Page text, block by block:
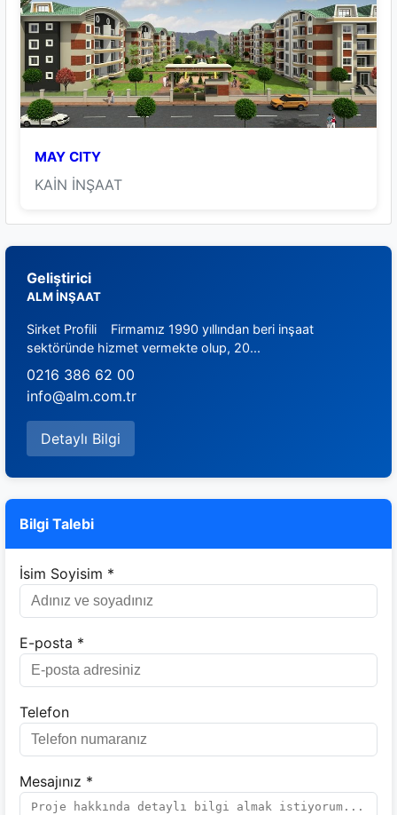
MAY CITY
KAİN İNŞAAT
Geliştirici
ALM İNŞAAT
Sirket Profili Firmamız 1990 yıllından beri inşaat
sektöründe hizmet vermekte olup, 20...
0216 386 62 00
info@alm.com.tr
Detaylı Bilgi
Bilgi Talebi
İsim Soyisim *
E-posta *
Telefon
Mesajınız *